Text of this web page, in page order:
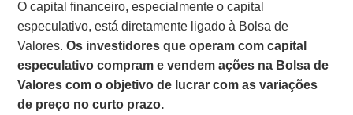
O capital financeiro, especialmente o capital
especulativo, está diretamente ligado à Bolsa de
Valores.Os investidores que operam com capital
especulativo compram e vendem ações na Bolsa de
Valores com o objetivo de lucrar com as variações
de preço no curto prazo.